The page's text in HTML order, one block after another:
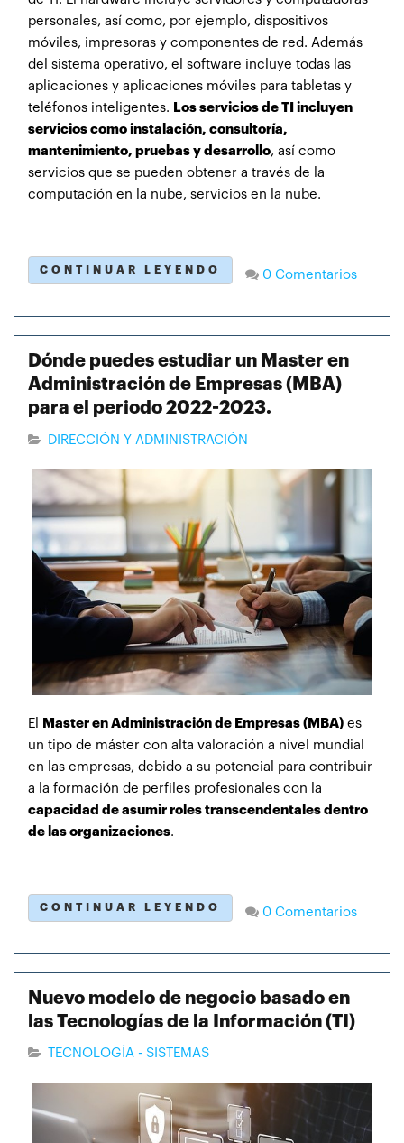
personales, así como, por ejemplo, dispositivos
móviles, impresoras y componentes de red. Además
del sistema operativo, el software incluye todas las
aplicaciones y aplicaciones móviles para tabletas y
teléfonos inteligentes. Los servicios de TI incluyen
servicios como instalación, consultoría,
mantenimiento, pruebas y desarrollo, así como
servicios que se pueden obtener a través de la
computación en la nube, servicios en la nube.
CONTINUAR LEYENDO 0 Comentarios
Dónde puedes estudiar un Master en
Administración de Empresas (MBA)
para el periodo 2022-2023.
DIRECCIÓN Y ADMINISTRACIÓN
El Master en Administración de Empresas (MBA) es
un tipo de máster con alta valoración a nivel mundial
en las empresas, debido a su potencial para contribuir
a la formación de perfiles profesionales con la
capacidad de asumir roles transcendentales dentro
de las organizaciones.
CONTINUAR LEYENDO 0 Comentarios
Nuevo modelo de negocio basado en
las Tecnologías de la Información (TI)
TECNOLOGÍA - SISTEMAS